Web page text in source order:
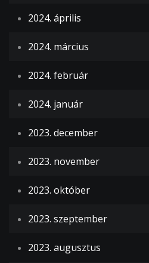
2024. április
2024. március
2024. február
2024. január
2023. december
2023. november
2023. október
2023. szeptember
2023. augusztus